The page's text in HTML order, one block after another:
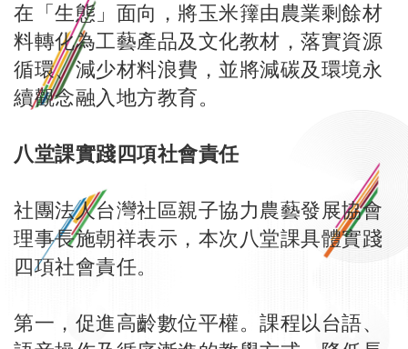
在「生態」面向，將玉米籜由農業剩餘材
料轉化為工藝產品及文化教材，落實資源
循環、減少材料浪費，並將減碳及環境永
續觀念融入地方教育。
八堂課實踐四項社會責任
社團法人台灣社區親子協力農藝發展協會
理事長施朝祥表示，本次八堂課具體實踐
四項社會責任。
第一，促進高齡數位平權。課程以台語、